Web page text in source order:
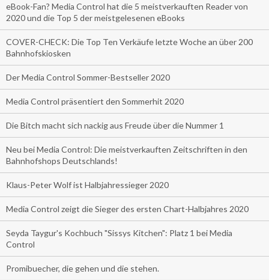
eBook-Fan? Media Control hat die 5 meistverkauften Reader von
2020 und die Top 5 der meistgelesenen eBooks
COVER-CHECK: Die Top Ten Verkäufe letzte Woche an über 200
Bahnhofskiosken
Der Media Control Sommer-Bestseller 2020
Media Control präsentiert den Sommerhit 2020
Die Bitch macht sich nackig aus Freude über die Nummer 1
Neu bei Media Control: Die meistverkauften Zeitschriften in den
Bahnhofshops Deutschlands!
Klaus-Peter Wolf ist Halbjahressieger 2020
Media Control zeigt die Sieger des ersten Chart-Halbjahres 2020
Seyda Taygur's Kochbuch "Sissys Kitchen": Platz 1 bei Media
Control
Promibuecher, die gehen und die stehen.